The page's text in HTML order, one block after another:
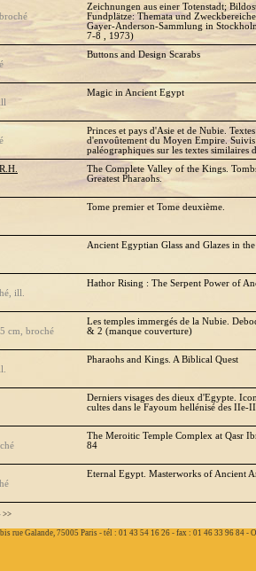
Zeichnungen aus einer Totenstadt;
Fundplätze: Themata und
Gayer-Anderson-Sammlung in
7-8 , 1973)
Buttons and Design Scarabs
Magic in Ancient Egypt
Princes et pays d'Asie et de Nubie.
d'envoûtement du Moyen Empire. Suivis
paléographiques sur les textes similaires
The Complete Valley of the Kings.
Greatest Pharaohs.
Tome premier et Tome deuxième.
Ancient Egyptian Glass and Glazes in
ill.
Hathor Rising : The Serpent Power of
cm, broché
Les temples immergés de la Nubie.
& 2 (manque couverture)
Pharaohs and Kings. A Biblical Quest
Derniers visages des dieux d'Egypte.
cultes dans le Fayoum hellénisé des IIe-
The Meroitic Temple Complex at Qasr
84
Eternal Egypt. Masterworks of Ancient
>>
rue Galande, 75005 Paris - tél : 01 43 54 16 26 - fax : 01 46 33 96 84